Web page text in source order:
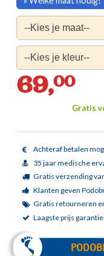
69,00
Gratis
Achteraf betalen
35 jaar medische
Gratis verzending
Klanten geven
Gratis retourneren
Laagste prijs